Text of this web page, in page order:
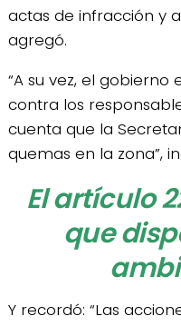
actas de infracción y
agregó.
“A su vez, el
contra los
cuenta que la
quemas en la zona”,
El artículo
que
Y recordó: “Las